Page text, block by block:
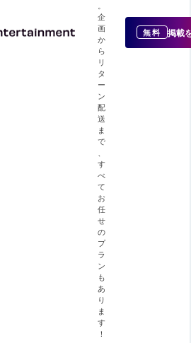
企
画
か
ら
リ
タ
ー
ン
配
送
ま
で
す
べ
て
お
任
せ
の
プ
ラ
ン
も
あ
り
ま
す
！
無料 掲載